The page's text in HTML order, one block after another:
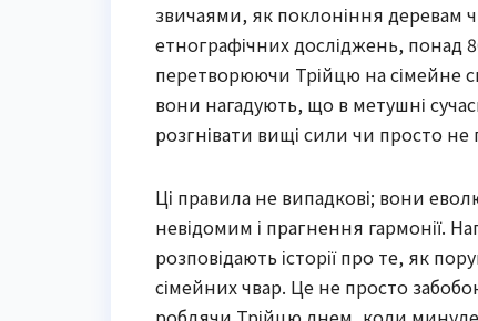
звичаями, як поклоніння деревам
етнографічних досліджень, понад
перетворюючи Трійцю на сімейне
вони нагадують, що в метушні
розгнівати вищі сили чи просто
Ці правила не випадкові; вони
невідомим і прагнення гармонії.
розповідають історії про те, як
сімейних чвар. Це не просто